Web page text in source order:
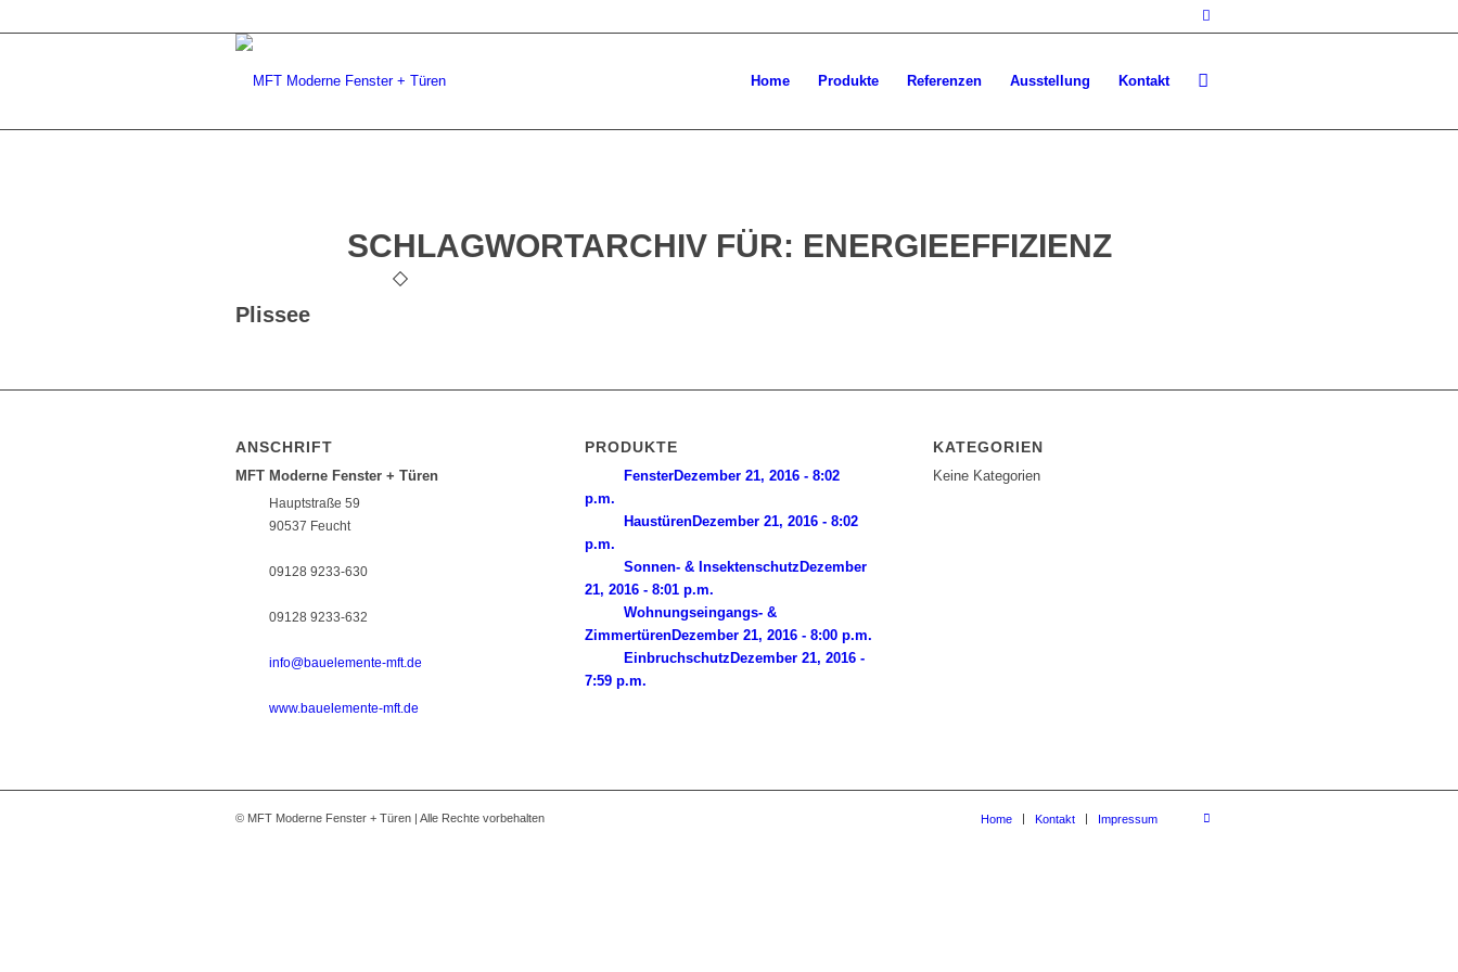
Home Produkte Referenzen Ausstellung Kontakt
SCHLAGWORTARCHIV FÜR: ENERGIEEFFIZIENZ
Plissee
ANSCHRIFT
MFT Moderne Fenster + Türen
Hauptstraße 59
90537 Feucht
09128 9233-630
09128 9233-632
info@bauelemente-mft.de
www.bauelemente-mft.de
PRODUKTE
FensterDezember 21, 2016 - 8:02
p.m.
HaustürenDezember 21, 2016 - 8:02
p.m.
Sonnen- & Insektenschutz Dezember
21, 2016 - 8:01 p.m.
Wohnungseingangs- &
ZimmertürenDezember 21, 2016 - 8:00 p.m.
Einbruchschutz Dezember 21, 2016 -
7:59 p.m.
KATEGORIEN
Keine Kategorien
© MFT Moderne Fenster + Türen | Alle Rechte vorbehalten Home Kontakt Impressum